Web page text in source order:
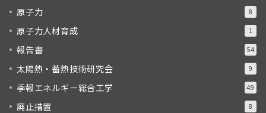
原子力 8
原子力人材育成 1
報告書 54
太陽熱・蓄熱技術研究会 9
季報エネルギー総合工学 49
廃止措置 8